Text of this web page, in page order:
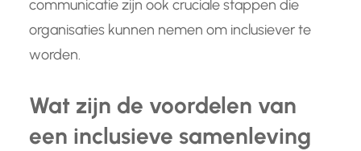
communicatie zijn ook cruciale stappen die
organisaties kunnen nemen om inclusiever te
worden.
Wat zijn de voordelen van
een inclusieve samenleving